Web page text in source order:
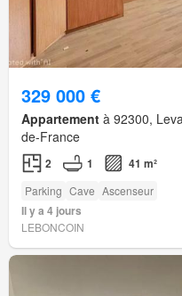
329 000 €
Appartement à 92300,
de-France
2 1 41 m²
Parking Cave Ascenseur
Il y a 4 jours
LEBONCOIN